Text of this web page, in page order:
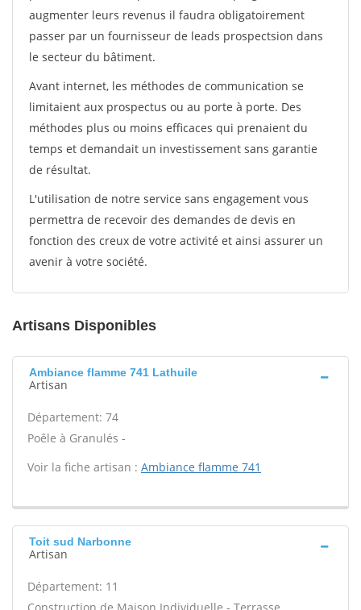
augmenter leurs revenus il faudra obligatoirement
passer par un fournisseur de leads prospectsion dans
le secteur du bâtiment.
Avant internet, les méthodes de communication se
limitaient aux prospectus ou au porte à porte. Des
méthodes plus ou moins efficaces qui prenaient du
temps et demandait un investissement sans garantie
de résultat.
L'utilisation de notre service sans engagement vous
permettra de recevoir des demandes de devis en
fonction des creux de votre activité et ainsi assurer un
avenir à votre société.
Artisans Disponibles
Ambiance flamme 741 Lathuile
Artisan
Département: 74
Poêle à Granulés -
Voir la fiche artisan : Ambiance flamme 741
Toit sud Narbonne
Artisan
Département: 11